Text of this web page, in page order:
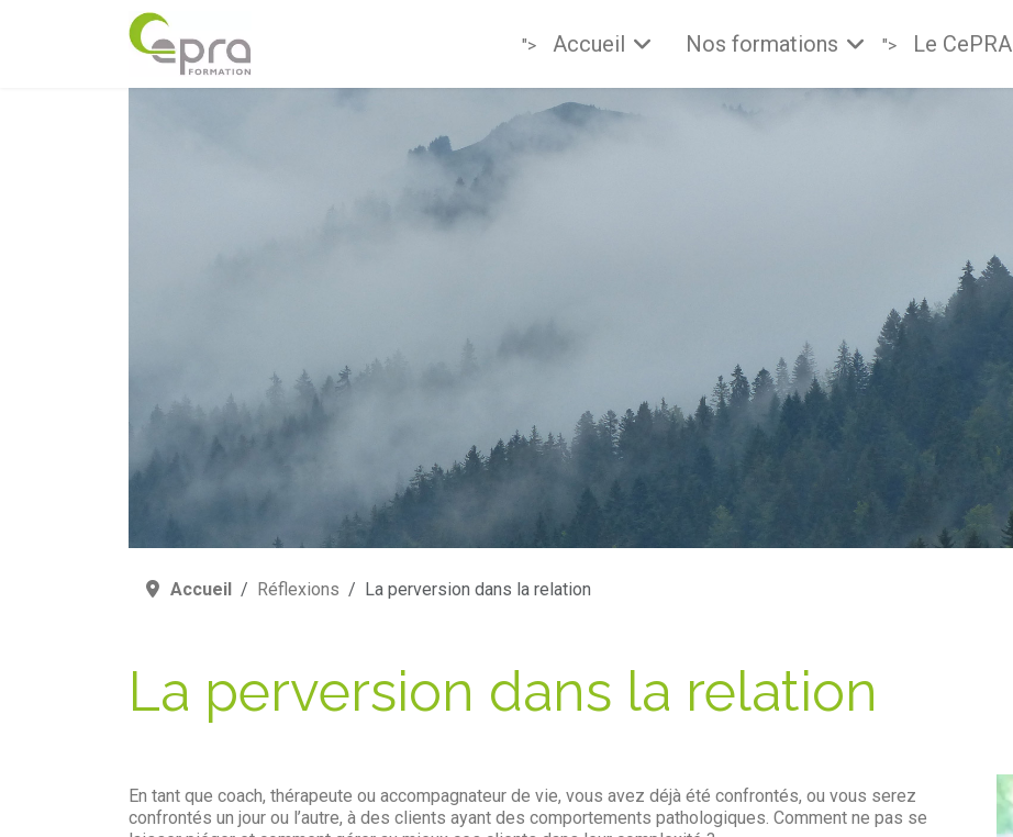
"> Accueil Nos formations "> Le CePRA
Accueil Réflexions La perversion dans la relation
La perversion dans la relation
En tant que coach, thérapeute ou accompagnateur de vie, vous avez déjà été confrontés, ou vous serez
confrontés un jour ou l’autre, à des clients ayant des comportements pathologiques. Comment ne pas se